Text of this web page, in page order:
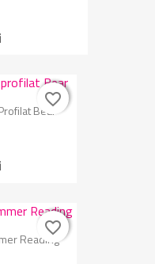
Bear
favorite_border
favorite_border
Reading
favorite_border
favorite_border